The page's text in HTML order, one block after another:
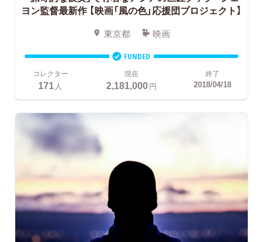
ヨン監督最新作【映画「風の色」応援団プロジェクト】
東京都 映画
FUNDED
コレクター
171人
現在
2,181,000円
終了
2018/04/18